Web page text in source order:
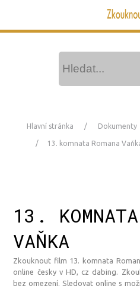
Hlavní stránka Dokumenty
13. komnata Romana
13.
VAŇKA
Zkouknout film 13. komnata
online česky v HD, cz dabing.
bez omezení. Sledovat online s